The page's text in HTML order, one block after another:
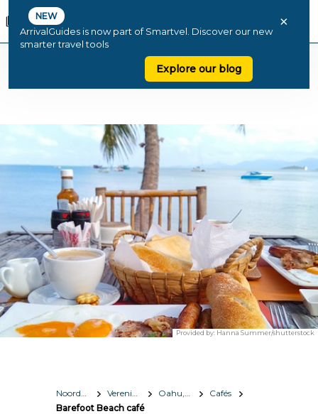
NEW
ArrivalGuides is now part of Smartvel. Discover our new
smarter travel tools
Explore our blog
×
Provided by: Hanna Summer/shutterstock
Noord-Amerika Verenigde Staten Oahu, Hawaï
Cafés
Barefoot Beach café